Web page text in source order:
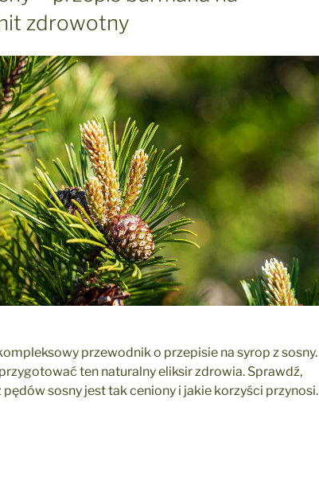
zdrowotny
przewodnik o przepisie na syrop z sosny.
ten naturalny eliksir zdrowia. Sprawdź,
sosny jest tak ceniony i jakie korzyści przynosi.